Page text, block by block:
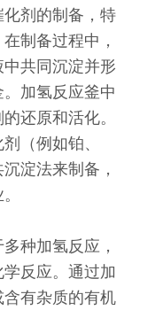
剂的制备，特
制备过程中，
共同沉淀并形
加氢反应釜中
还原和活化。
（例如铂、
淀法来制备，
。
种加氢反应，
反应。通过加
有杂质的有机